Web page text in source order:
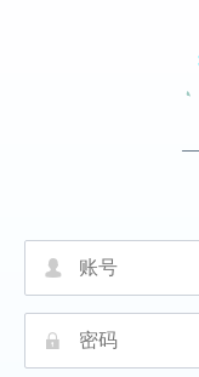
넙
끕